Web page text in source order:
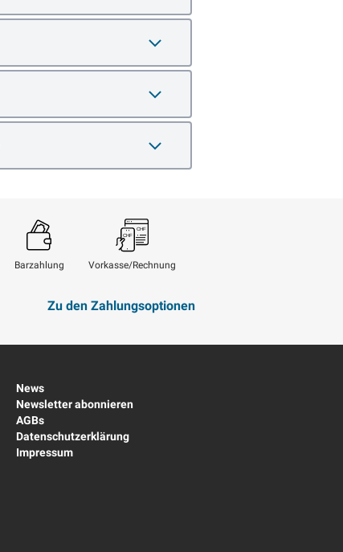
Barzahlung Vorkasse/Rechnung
Zu den Zahlungsoptionen
News
Newsletter abonnieren
AGBs
Datenschutzerklärung
Impressum